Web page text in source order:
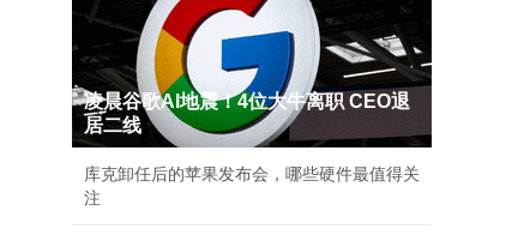
凌晨谷歌AI地震！4位大牛离职 CEO退
居二线
库克卸任后的苹果发布会，哪些硬件最值得关
注